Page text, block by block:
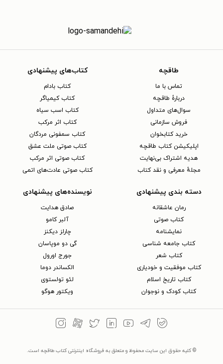
طاقچه
تماس با ما
دربارهٔ طاقچه
سوال‌های متداول
فروش سازمانی
خرید کتابخوان
اپلیکیشن کتاب طاقچه
هدیه اشتراک بی‌نهایت
مجلهٔ معرفی و نقد کتاب
کتاب‌های پیشنهادی
کتاب بادام
کتاب کیمیاگر
کتاب اسب سیاه
کتاب اثر مرکب
کتاب سمفونی مردگان
کتاب صوتی ملت عشق
کتاب صوتی اثر مرکب
کتاب صوتی عادت‌های اتمی
دسته بندی پیشنهادی
رمان عاشقانه
کتاب‌ صوتی
نمایشنامه
کتاب جامعه شناسی
کتاب شعر
کتاب موفقیت و خودیاری
کتاب تاریخ اسلام
کتاب کودک و نوجوان
نویسنده‌های پیشنهادی
صادق هدایت
آلبر کامو
چارلز دیکنز
گی دو موپاسان
جورج اورول
الکساندر دوما
لئو تولستوی
ویکتور هوگو
© کلیه حقوق این سایت محفوظ و متعلق به فروشگاه اینترنتی کتاب طاقچه است.